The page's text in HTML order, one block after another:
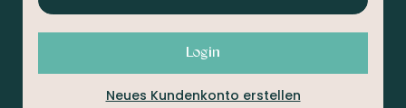
Login
Neues Kundenkonto erstellen